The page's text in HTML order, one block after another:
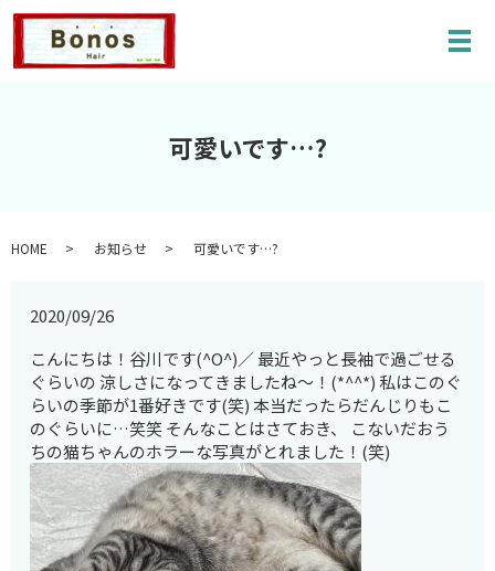
メ
可愛いです…?
HOME お知らせ 可愛いです…?
2020/09/26
こんにちは！谷川です(^O^)／ 最近やっと長袖で過ごせる
ぐらいの 涼しさになってきましたね～！(*^^*) 私はこのぐ
らいの季節が1番好きです(笑) 本当だったらだんじりもこ
のぐらいに…笑笑 そんなことはさておき、 こないだおう
ちの猫ちゃんのホラーな写真がとれました！(笑)